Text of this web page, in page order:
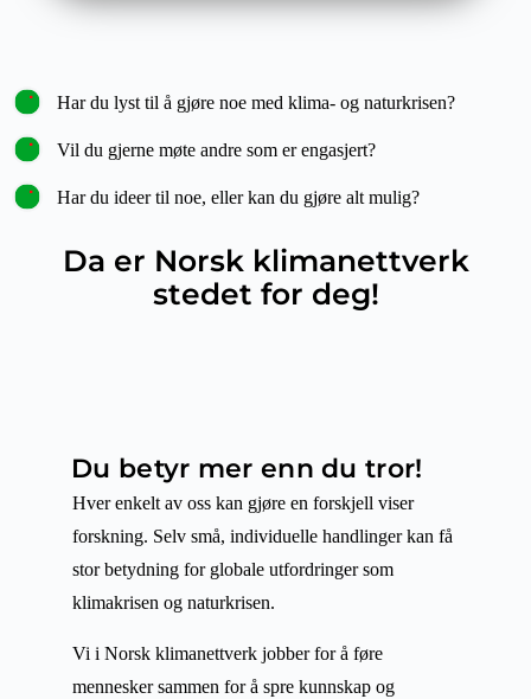
Har du lyst til å gjøre noe med klima- og naturkrisen?
Vil du gjerne møte andre som er engasjert?
Har du ideer til noe, eller kan du gjøre alt mulig?
Da er Norsk klimanettverk
stedet for deg!
Du betyr mer enn du tror!
Hver enkelt av oss kan gjøre en forskjell viser
forskning. Selv små, individuelle handlinger kan få
stor betydning for globale utfordringer som
klimakrisen og naturkrisen.
Vi i Norsk klimanettverk jobber for å føre
mennesker sammen for å spre kunnskap og